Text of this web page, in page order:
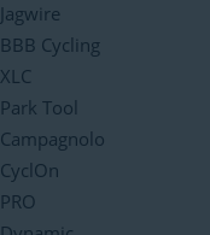
Jagwire
BBB Cycling
XLC
Park Tool
Campagnolo
CyclOn
PRO